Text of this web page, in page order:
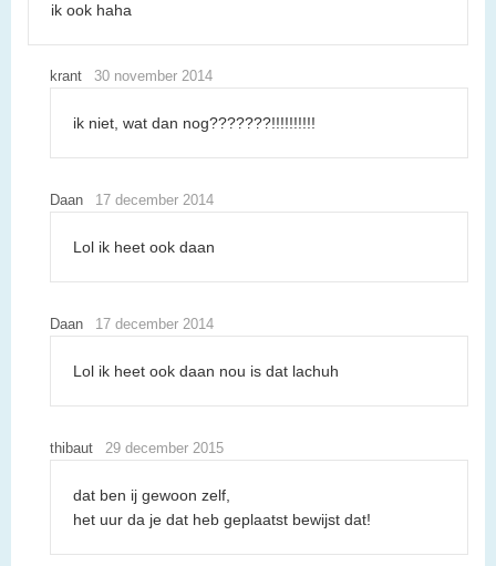
ik ook haha
krant 30 november 2014
ik niet, wat dan nog???????!!!!!!!!!!
Daan 17 december 2014
Lol ik heet ook daan
Daan 17 december 2014
Lol ik heet ook daan nou is dat lachuh
thibaut 29 december 2015
dat ben ij gewoon zelf,
het uur da je dat heb geplaatst bewijst dat!